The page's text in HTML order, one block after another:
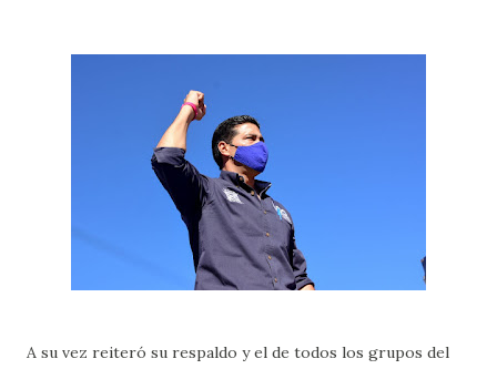
A su vez reiteró su respaldo y el de todos los grupos del